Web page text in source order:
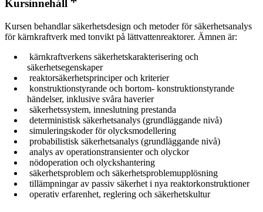
Kursinnehåll
Kursen behandlar säkerhetsdesign och metoder för säkerhetsanalys
för kärnkraftverk med tonvikt på lättvattenreaktorer. Ämnen är:
kärnkraftverkens säkerhetskarakterisering och
säkerhetsegenskaper
reaktorsäkerhetsprinciper och kriterier
konstruktionstyrande och bortom- konstruktionstyrande
händelser, inklusive svåra haverier
säkerhetssystem, inneslutning prestanda
deterministisk säkerhetsanalys (grundläggande nivå)
simuleringskoder för olycksmodellering
probabilistisk säkerhetsanalys (grundläggande nivå)
analys av operationstransienter och olyckor
nödoperation och olyckshantering
säkerhetsproblem och säkerhetsproblemupplösning
tillämpningar av passiv säkerhet i nya reaktorkonstruktioner
operativ erfarenhet, reglering och säkerhetskultur